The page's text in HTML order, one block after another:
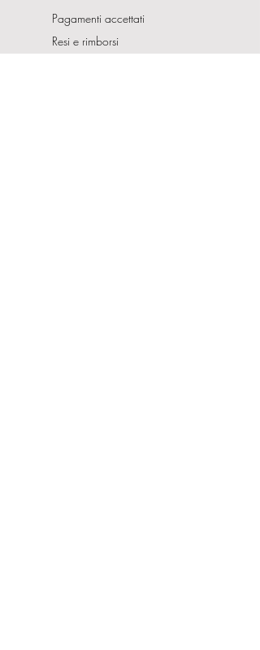
Pagamenti accettati
Resi e rimborsi